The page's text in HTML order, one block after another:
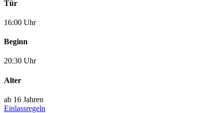
Tür
16:00 Uhr
Beginn
20:30 Uhr
Alter
ab 16 Jahren
Einlassregeln